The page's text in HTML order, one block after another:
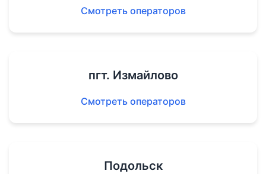
Смотреть операторов
пгт. Измайлово
Смотреть операторов
Подольск